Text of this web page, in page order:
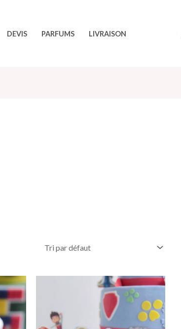
DEVIS PARFUMS LIVRAISON
Plage
de
prix :
50,64 €
101,28 €